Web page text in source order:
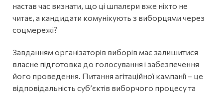
настав час визнати, що ці шпалєри вже ніхто не
читає, а кандидати комунікують з виборцями через
соцмережі?
Завданням організаторів виборів має залишитися
власне підготовка до голосування і забезпечення
його проведення. Питання агітаційної кампанії – це
відповідальність суб’єктів виборчого процесу та